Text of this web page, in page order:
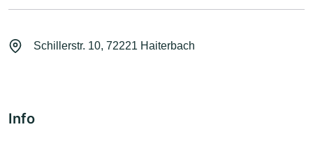
Schillerstr. 10, 72221 Haiterbach
Info